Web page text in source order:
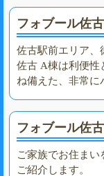
フォブール佐
佐古駅前エリア、
佐古 A棟は利便性
ね備えた、非常に
フォブール佐
ご家族でお住ま
ご紹介します。